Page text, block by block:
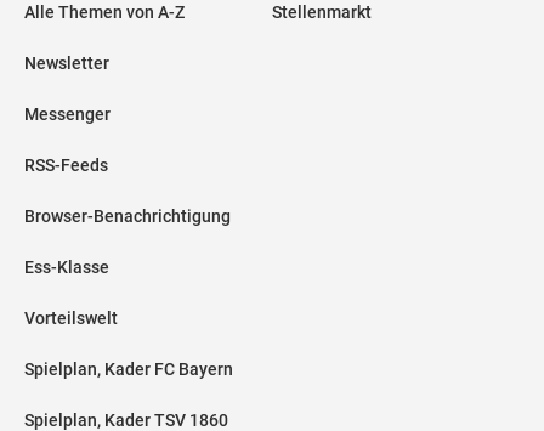
Alle Themen von A-Z
Newsletter
Messenger
RSS-Feeds
Browser-Benachrichtigung
Ess-Klasse
Vorteilswelt
Spielplan, Kader FC Bayern
Spielplan, Kader TSV 1860
Stellenmarkt